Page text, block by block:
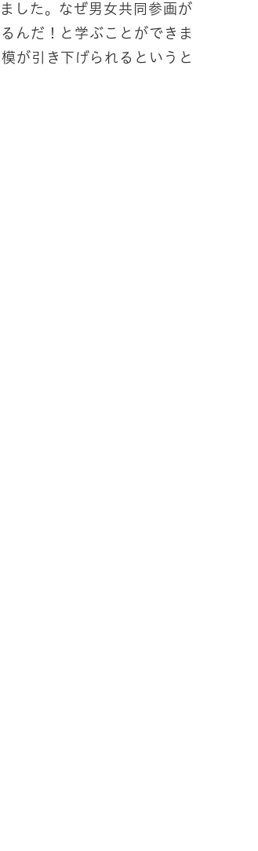
した。なぜ男女共同参画が
んだ！と学ぶことができま
が引き下げられるというと